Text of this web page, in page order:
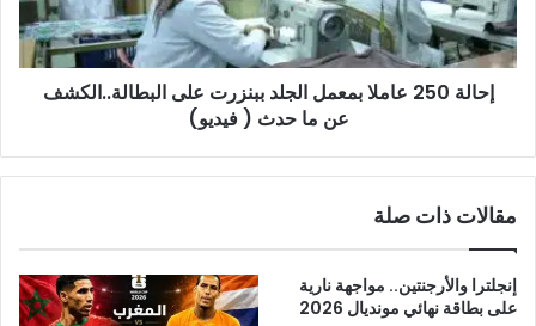
على
البطالة..الكشف
عن
إحالة 250 عاملا بمعمل الجلد ببنزرت على البطالة..الكشف
عن ما حدث ( فيديو)
مقالات ذات صلة
إنجلترا والأرجنتين.. مواجهة نارية
على بطاقة نهائي مونديال 2026